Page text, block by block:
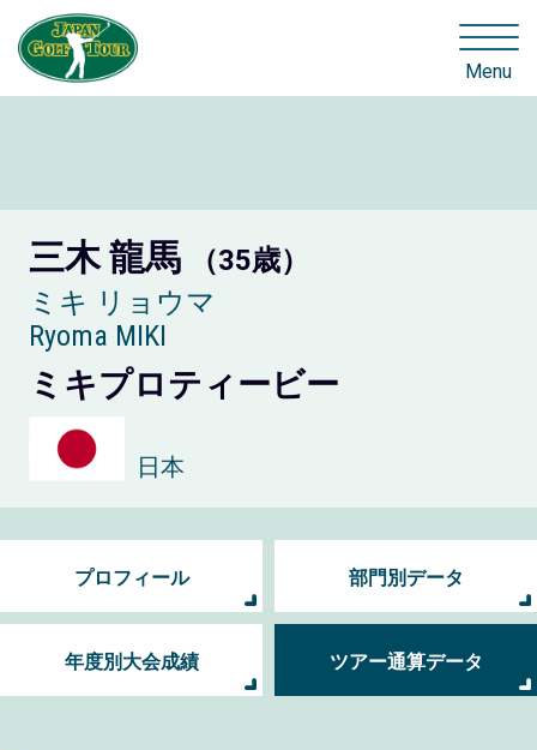
Menu
三木 龍馬
（35歳）
ミキ リョウマ
Ryoma MIKI
ミキプロティービー
日本
プロフィール 部門別データ
年度別大会成績 ツアー通算データ